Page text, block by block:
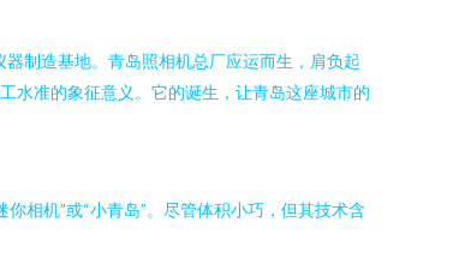
制造基地。青岛照相机总厂应运而生，肩负起
水准的象征意义。它的诞生，让青岛这座城市的
相机”或“小青岛”。尽管体积小巧，但其技术含